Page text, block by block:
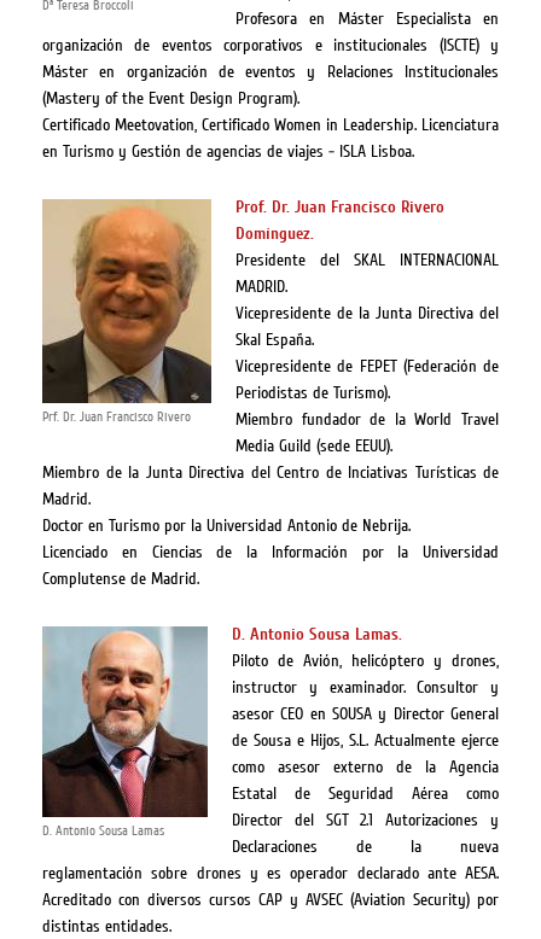
Dª Teresa Broccoli
Profesora en Máster Especialista en
organización de eventos corporativos e institucionales (ISCTE) y
Máster en organización de eventos y Relaciones Institucionales
(Mastery of the Event Design Program).
Certificado Meetovation, Certificado Women in Leadership. Licenciatura
en Turismo y Gestión de agencias de viajes - ISLA Lisboa.
Prf. Dr. Juan Francisco Rivero
Prof. Dr. Juan Francisco Rivero
Domínguez.
Presidente del SKAL INTERNACIONAL
MADRID.
Vicepresidente de la Junta Directiva del
Skal España.
Vicepresidente de FEPET (Federación de
Periodistas de Turismo).
Miembro fundador de la World Travel
Media Guild (sede EEUU).
Miembro de la Junta Directiva del Centro de Inciativas Turísticas de
Madrid.
Doctor en Turismo por la Universidad Antonio de Nebrija.
Licenciado en Ciencias de la Información por la Universidad
Complutense de Madrid.
D. Antonio Sousa Lamas
D. Antonio Sousa Lamas.
Piloto de Avión, helicóptero y drones,
instructor y examinador. Consultor y
asesor CEO en SOUSA y Director General
de Sousa e Hijos, S.L. Actualmente ejerce
como asesor externo de la Agencia
Estatal de Seguridad Aérea como
Director del SGT 2.1 Autorizaciones y
Declaraciones de la nueva
reglamentación sobre drones y es operador declarado ante AESA.
Acreditado con diversos cursos CAP y AVSEC (Aviation Security) por
distintas entidades.